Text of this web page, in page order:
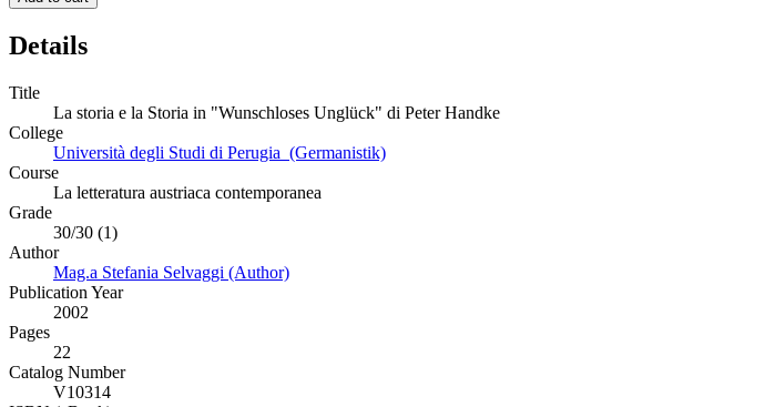
Details
Title
La storia e la Storia in "Wunschloses Unglück" di Peter Handke
College
Università degli Studi di Perugia (Germanistik)
Course
La letteratura austriaca contemporanea
Grade
30/30 (1)
Author
Mag.a Stefania Selvaggi (Author)
Publication Year
2002
Pages
22
Catalog Number
V10314